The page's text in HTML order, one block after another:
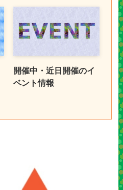
開催中・近日開催のイ
ベント情報